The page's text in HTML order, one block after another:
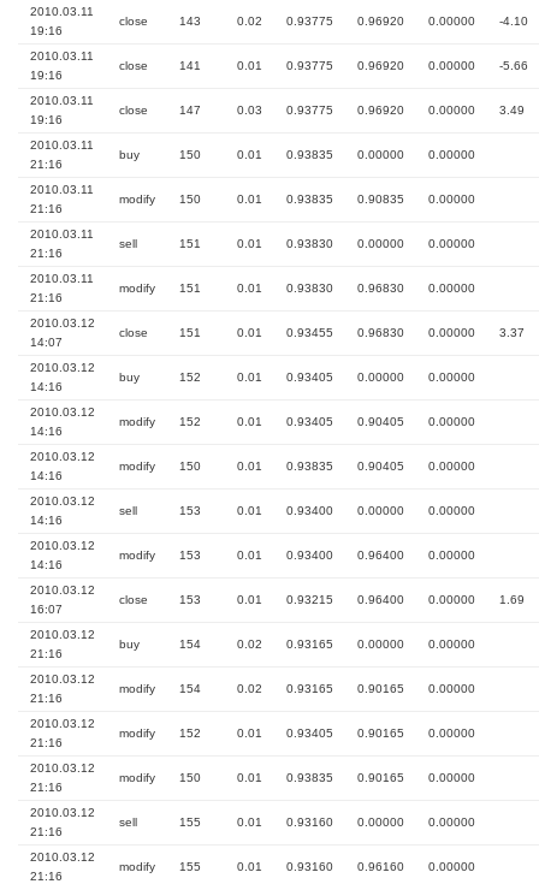
2010.03.11
19:16
close 143 0.02 0.93775 0.96920 0.00000 -4.10
2010.03.11
19:16
close 141 0.01 0.93775 0.96920 0.00000 -5.66
2010.03.11
19:16
close 147 0.03 0.93775 0.96920 0.00000 3.49
2010.03.11
21:16
buy 150 0.01 0.93835 0.00000 0.00000
2010.03.11
21:16
modify 150 0.01 0.93835 0.90835 0.00000
2010.03.11
21:16
sell 151 0.01 0.93830 0.00000 0.00000
2010.03.11
21:16
modify 151 0.01 0.93830 0.96830 0.00000
2010.03.12
14:07
close 151 0.01 0.93455 0.96830 0.00000 3.37
2010.03.12
14:16
buy 152 0.01 0.93405 0.00000 0.00000
2010.03.12
14:16
modify 152 0.01 0.93405 0.90405 0.00000
2010.03.12
14:16
modify 150 0.01 0.93835 0.90405 0.00000
2010.03.12
14:16
sell 153 0.01 0.93400 0.00000 0.00000
2010.03.12
14:16
modify 153 0.01 0.93400 0.96400 0.00000
2010.03.12
16:07
close 153 0.01 0.93215 0.96400 0.00000 1.69
2010.03.12
21:16
buy 154 0.02 0.93165 0.00000 0.00000
2010.03.12
21:16
modify 154 0.02 0.93165 0.90165 0.00000
2010.03.12
21:16
modify 152 0.01 0.93405 0.90165 0.00000
2010.03.12
21:16
modify 150 0.01 0.93835 0.90165 0.00000
2010.03.12
21:16
sell 155 0.01 0.93160 0.00000 0.00000
2010.03.12
21:16
modify 155 0.01 0.93160 0.96160 0.00000